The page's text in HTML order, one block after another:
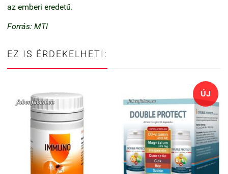
az emberi eredetű.
Forrás: MTI
EZ IS ÉRDEKELHETI:
ÚJ